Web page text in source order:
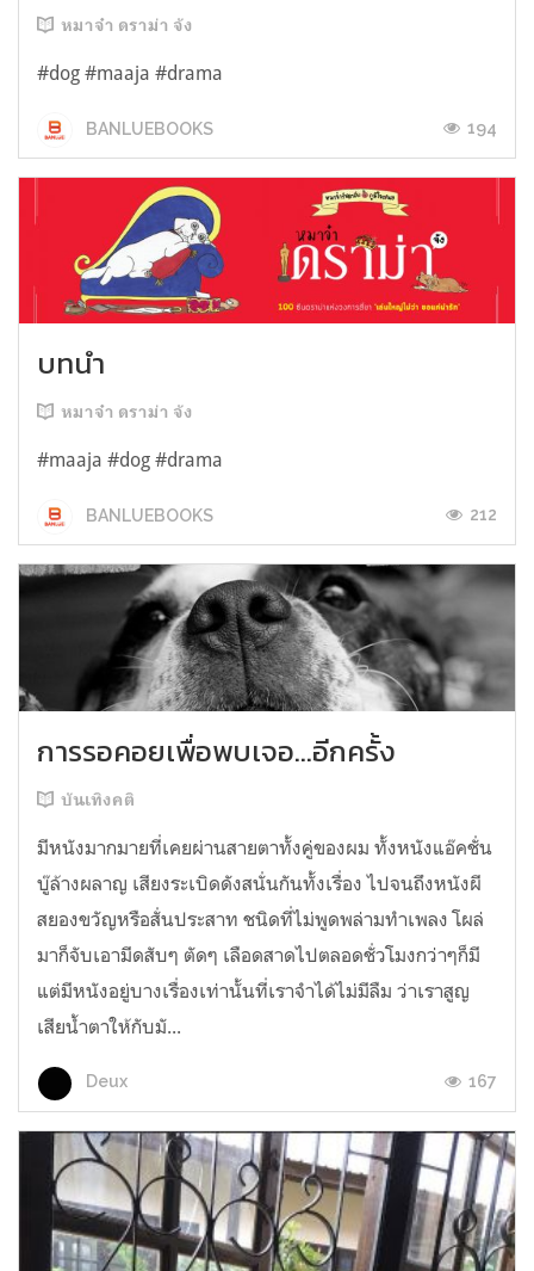
หมาจ๋า ดราม่า จัง
#dog #maaja #drama
BANLUEBOOKS 194
บทนำ
หมาจ๋า ดราม่า จัง
#maaja #dog #drama
BANLUEBOOKS 212
การรอคอยเพื่อพบเจอ...อีกครั้ง
บันเทิงคติ
มีหนังมากมายที่เคยผ่านสายตาทั้งคู่ของผม ทั้งหนังแอ๊คชั่น
บู๊ล้างผลาญ เสียงระเบิดดังสนั่นกันทั้งเรื่อง ไปจนถึงหนังผี
สยองขวัญหรือสั่นประสาท ชนิดที่ไม่พูดพล่ามทำเพลง โผล่
มาก็จับเอามีดสับๆ ตัดๆ เลือดสาดไปตลอดชั่วโมงกว่าๆก็มี
แต่มีหนังอยู่บางเรื่องเท่านั้นที่เราจำได้ไม่มีลืม ว่าเราสูญ
เสียน้ำตาให้กับมั...
Deux 167